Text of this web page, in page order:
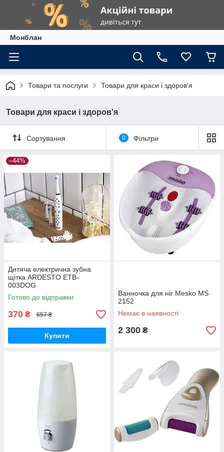
Монблан
Товари та послуги Товари для краси і здоров'я
Товари для краси і здоров'я
Сортування 0 Фільтри
–44%
Дитяча електрична зубна
щітка ARDESTO ETB-
003DOG
Готово до відправки
370 ₴ 657 ₴
Купити
Ванночка для ніг Mesko MS
2152
Немає в наявності
2 300 ₴